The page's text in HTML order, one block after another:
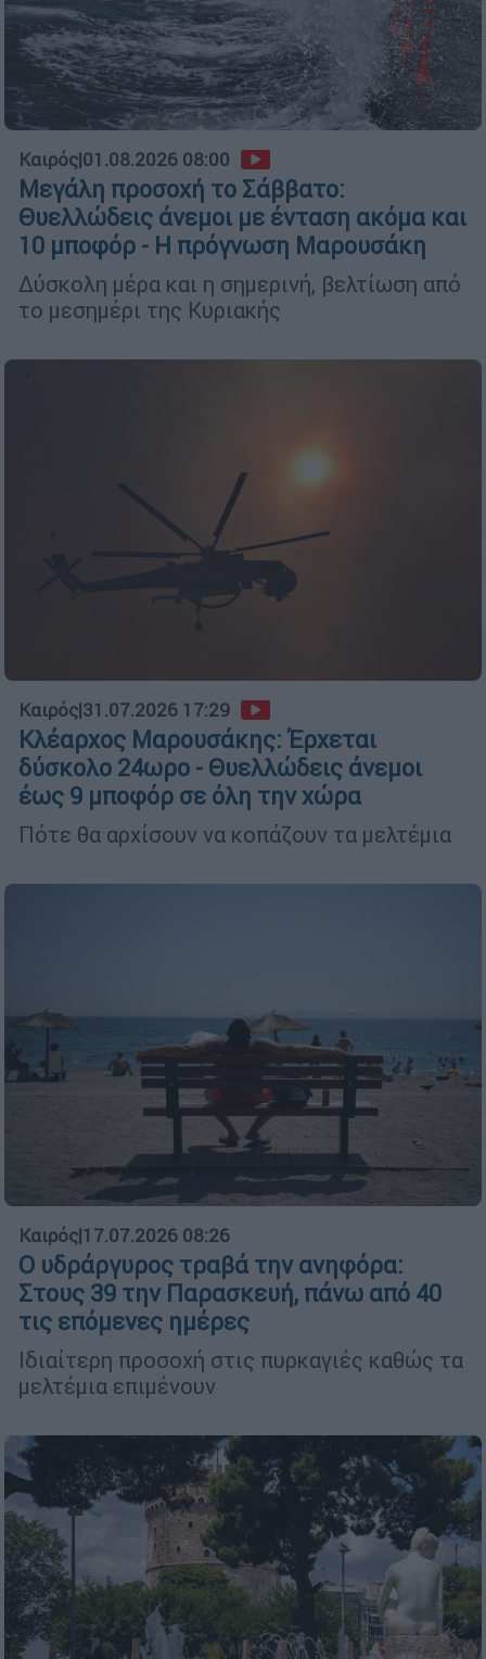
Καιρός|01.08.2026 08:00
Μεγάλη προσοχή το Σάββατο:
Θυελλώδεις άνεμοι με ένταση ακόμα και
10 μποφόρ - Η πρόγνωση Μαρουσάκη
Δύσκολη μέρα και η σημερινή, βελτίωση από
το μεσημέρι της Κυριακής
Καιρός|31.07.2026 17:29
Κλέαρχος Μαρουσάκης: Έρχεται
δύσκολο 24ωρο - Θυελλώδεις άνεμοι
έως 9 μποφόρ σε όλη την χώρα
Πότε θα αρχίσουν να κοπάζουν τα μελτέμια
Καιρός|17.07.2026 08:26
Ο υδράργυρος τραβά την ανηφόρα:
Στους 39 την Παρασκευή, πάνω από 40
τις επόμενες ημέρες
Ιδιαίτερη προσοχή στις πυρκαγιές καθώς τα
μελτέμια επιμένουν